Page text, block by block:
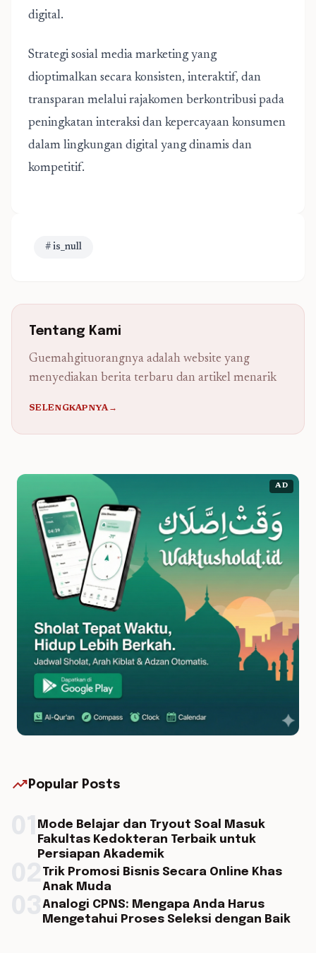
digital.
Strategi sosial media marketing yang
dioptimalkan secara konsisten, interaktif, dan
transparan melalui rajakomen berkontribusi pada
peningkatan interaksi dan kepercayaan konsumen
dalam lingkungan digital yang dinamis dan
kompetitif.
# is_null
Tentang Kami
Guemahgituorangnya adalah website yang
menyediakan berita terbaru dan artikel menarik
SELENGKAPNYA→
AD
trending_up Popular Posts
Mode Belajar dan Tryout Soal Masuk
Fakultas Kedokteran Terbaik untuk
Persiapan Akademik
Trik Promosi Bisnis Secara Online Khas
Anak Muda
Analogi CPNS: Mengapa Anda Harus
Mengetahui Proses Seleksi dengan Baik